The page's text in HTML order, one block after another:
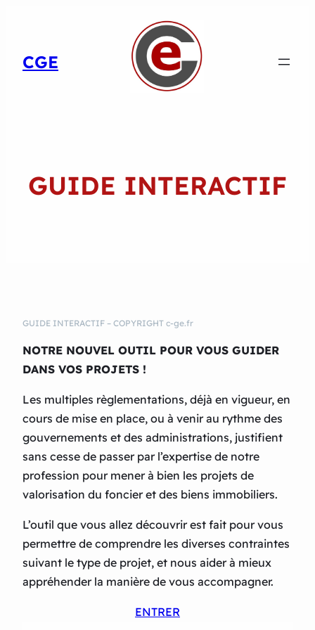
CGE
GUIDE INTERACTIF
GUIDE INTERACTIF – COPYRIGHT c-ge.fr
NOTRE NOUVEL OUTIL POUR VOUS GUIDER
DANS VOS PROJETS !
Les multiples règlementations, déjà en vigueur, en
cours de mise en place, ou à venir au rythme des
gouvernements et des administrations, justifient
sans cesse de passer par l’expertise de notre
profession pour mener à bien les projets de
valorisation du foncier et des biens immobiliers.
L’outil que vous allez découvrir est fait pour vous
permettre de comprendre les diverses contraintes
suivant le type de projet, et nous aider à mieux
appréhender la manière de vous accompagner.
ENTRER